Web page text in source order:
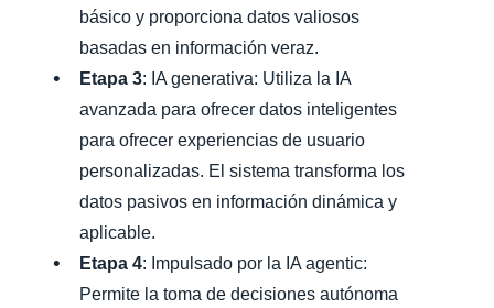
básico y proporciona datos valiosos
basadas en información veraz.
Etapa 3: IA generativa: Utiliza la IA
avanzada para ofrecer datos inteligentes
para ofrecer experiencias de usuario
personalizadas. El sistema transforma los
datos pasivos en información dinámica y
aplicable.
Etapa 4: Impulsado por la IA agentic:
Permite la toma de decisiones autónoma